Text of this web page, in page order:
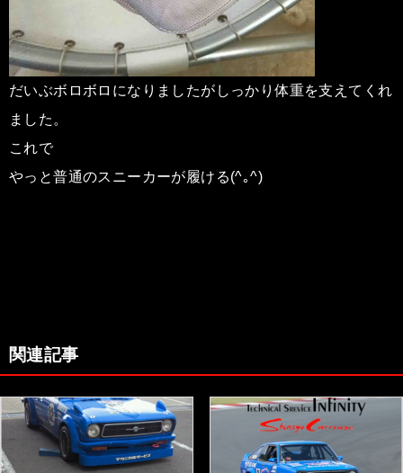
だいぶボロボロになりましたがしっかり体重を支えてくれ
ました。
これで
やっと普通のスニーカーが履ける(^｡^)
関連記事